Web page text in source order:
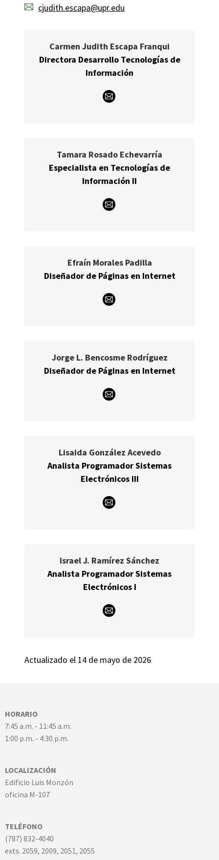
cjudith.escapa@upr.edu
Carmen Judith Escapa Franqui
Directora Desarrollo Tecnologías de
Información
E-
Tamara Rosado Echevarría
Especialista en Tecnologías de
Información II
E-
Efraín Morales Padilla
Diseñador de Páginas en Internet
E-
Jorge L. Bencosme Rodríguez
Diseñador de Páginas en Internet
E-
Lisaida González Acevedo
Analista Programador Sistemas
Electrónicos III
E-
Israel J. Ramírez Sánchez
Analista Programador Sistemas
Electrónicos I
E-
Actualizado el 14 de mayo de 2026
HORARIO
7:45 a.m. - 11:45 a.m.
1:00 p.m. - 4:30 p.m.
LOCALIZACIÓN
Edificio Luis Monzón
oficina M-107
TELÉFONO
(787) 832-4040
exts. 2059, 2009, 2051, 2055